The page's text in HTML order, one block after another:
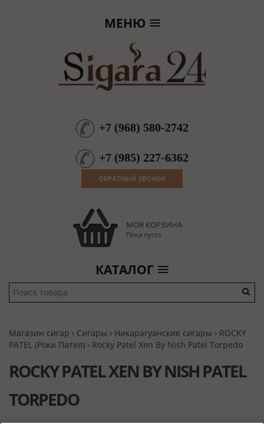
МЕНЮ
+7 (968) 580-2742
+7 (985) 227-6362
ОБРАТНЫЙ ЗВОНОК
МОЯ КОРЗИНА
Пока пусто
КАТАЛОГ
Магазин сигар › Сигары › Никарагуанские сигары › ROCKY
PATEL (Роки Пател) › Rocky Patel Xen By Nish Patel Torpedo
ROCKY PATEL XEN BY NISH PATEL
TORPEDO